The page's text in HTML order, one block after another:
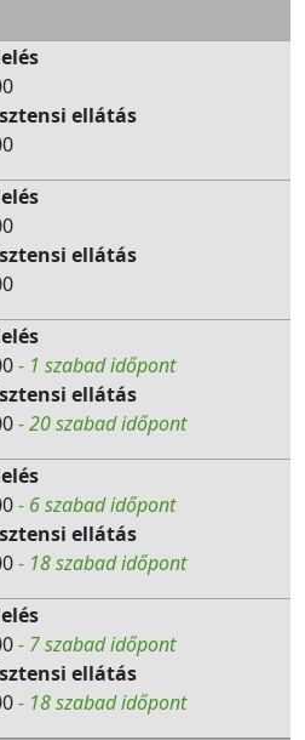
ellátás
ellátás
- 1 szabad időpont
ellátás
- 20 szabad időpont
- 6 szabad időpont
ellátás
- 18 szabad időpont
- 7 szabad időpont
ellátás
- 18 szabad időpont